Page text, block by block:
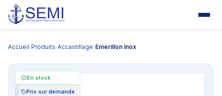
Accueil›Produits›Accastillage›Emerillon Inox
En stock
Prix sur demande